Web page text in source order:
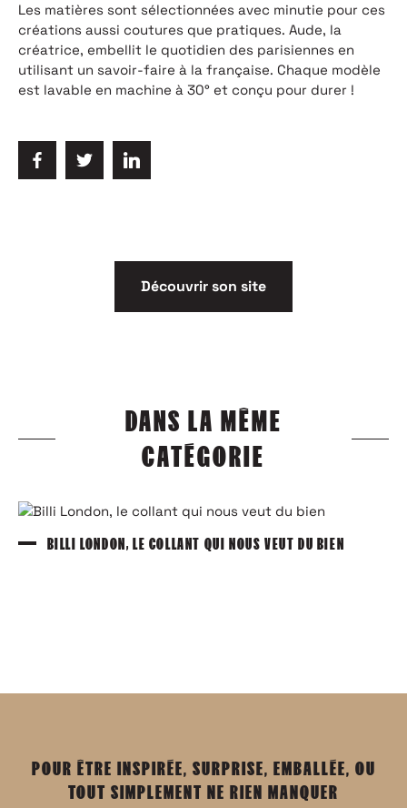
Les matières sont sélectionnées avec minutie pour ces
créations aussi coutures que pratiques. Aude, la
créatrice, embellit le quotidien des parisiennes en
utilisant un savoir-faire à la française. Chaque modèle
est lavable en machine à 30° et conçu pour durer !
Découvrir son site
DANS LA MÊME
CATÉGORIE
BILLI LONDON, LE COLLANT QUI NOUS VEUT DU BIEN
POUR ÊTRE INSPIRÉE, SURPRISE, EMBALLÉE, OU
TOUT SIMPLEMENT NE RIEN MANQUER
TOUT SIMPLEMENT NE RIEN MANQUER
Inscrivez-vous à notre newsletter